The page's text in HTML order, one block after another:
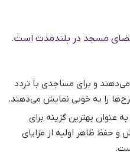
فضای مسجد در بلندمدت است.
و برای مساجدی با تردد
را به خوبی نمایش می‌دهند.
عنوان بهترین گزینه برای
و حفظ ظاهر اولیه از مزایای